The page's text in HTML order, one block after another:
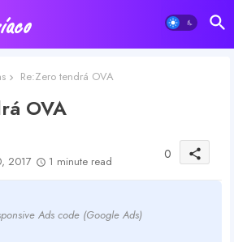
Re:Zero tendrá OVA
OVA
2017
1 minute read 0 share
Ads code (Google Ads)